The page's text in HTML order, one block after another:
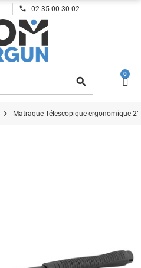
phone 02 35 00 30 02
search
0
chevron_right Matraque Télescopique ergonomique